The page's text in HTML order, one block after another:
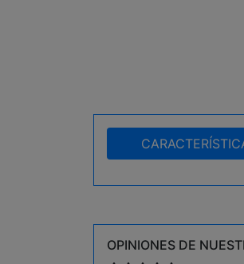
OPINIONES DE